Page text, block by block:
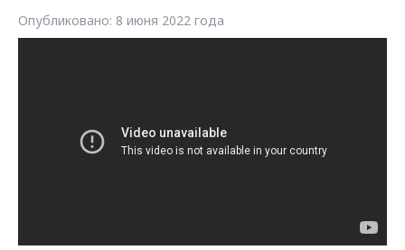
Опубликовано: 8 июня 2022 года